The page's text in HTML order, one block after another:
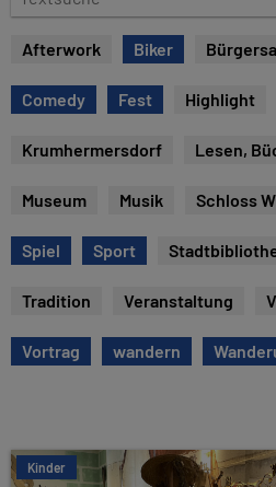
e
s
u
Afterwork Biker
Comedy Fest Highlight
Krumhermersdorf Lesen,
Museum Musik Schloss
Spiel Sport
Tradition Veranstaltung
Vortrag wandern
Kinder